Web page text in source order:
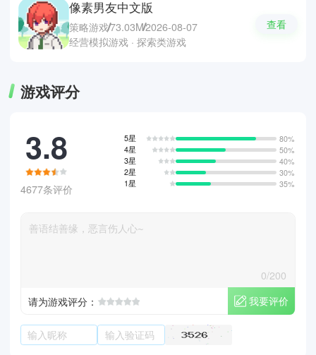
像素男友中文版
策略游戏73.03M2026-08-07
经营模拟游戏 · 探索类游戏
查看
游戏评分
3.8
4677条评价
5星
80%
4星
50%
3星
40%
2星
30%
1星
35%
0/200
请为游戏评分：
我要评价